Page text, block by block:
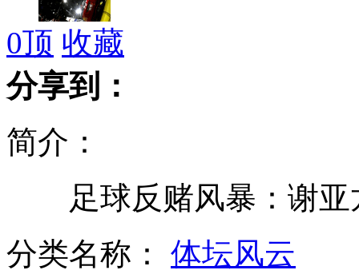
价值4700万元豪车亮相北京车展
北京国际车展：亮点车型抢先看
0顶 收藏
分享到：
简介：
足球反赌风暴：谢亚
分类名称： 体坛风云